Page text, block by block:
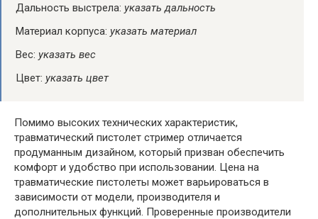
Дальность выстрела: указать дальность
Материал корпуса: указать материал
Вес: указать вес
Цвет: указать цвет
Помимо высоких технических характеристик,
травматический пистолет стример отличается
продуманным дизайном, который призван обеспечить
комфорт и удобство при использовании. Цена на
травматические пистолеты может варьироваться в
зависимости от модели, производителя и
дополнительных функций. Проверенные производители